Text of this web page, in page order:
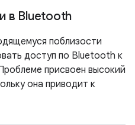
в Bluetooth
поблизости
доступ по Bluetooth к
присвоен высокий
она приводит к